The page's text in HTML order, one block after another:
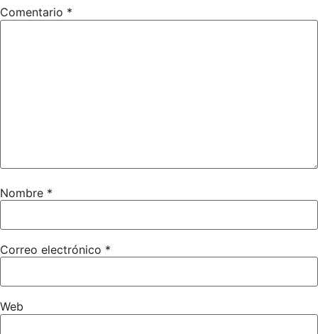
Comentario *
Nombre *
Correo electrónico *
Web